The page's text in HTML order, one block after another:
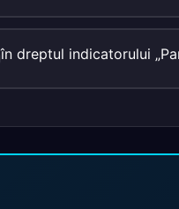
în dreptul indicatorului